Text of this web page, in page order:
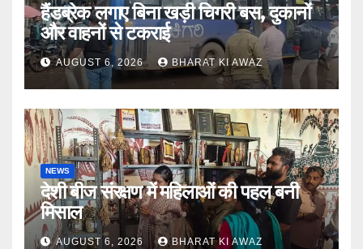
हैंडब्रेक लगाए बिना खड़ी चिगरी बस, दुकानों
और वाहनों से टकराई
AUGUST 6, 2026 BHARAT KI AWAZ
NEWS
देशी बीज संरक्षण में महिलाओं की पहल बनी
मिसाल
AUGUST 6, 2026 BHARAT KI AWAZ